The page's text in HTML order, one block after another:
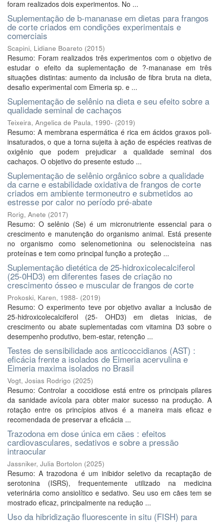
foram realizados dois experimentos. No ...
Suplementação de b-mananase em dietas para frangos
de corte criados em condições experimentais e
comerciais
Scapini, Lidiane Boareto (2015)
Resumo: Foram realizados três experimentos com o objetivo de
estudar o efeito da suplementação de ?-mananase em três
situações distintas: aumento da inclusão de fibra bruta na dieta,
desafio experimental com Eimeria sp. e ...
Suplementação de selênio na dieta e seu efeito sobre a
qualidade seminal de cachaços
Teixeira, Angelica de Paula, 1990- (2019)
Resumo: A membrana espermática é rica em ácidos graxos poli-
insaturados, o que a torna sujeita à ação de espécies reativas de
oxigênio que podem prejudicar a qualidade seminal dos
cachaços. O objetivo do presente estudo ...
Suplementação de selênio orgânico sobre a qualidade
da carne e estabilidade oxidativa de frangos de corte
criados em ambiente termoneutro e submetidos ao
estresse por calor no período pré-abate
Rorig, Anete (2017)
Resumo: O selênio (Se) é um micronutriente essencial para o
crescimento e manutenção do organismo animal. Está presente
no organismo como selenometionina ou selenocisteína nas
proteínas e tem como principal função a proteção ...
Suplementação dietética de 25-hidroxicolecalciferol
(25-0HD3) em diferentes fases de criação no
crescimento ósseo e muscular de frangos de corte
Prokoski, Karen, 1988- (2019)
Resumo: O experimento teve por objetivo avaliar a inclusão de
25-hidroxicolecalciferol (25- OHD3) em dietas inicias, de
crescimento ou abate suplementadas com vitamina D3 sobre o
desempenho produtivo, bem-estar, retenção ...
Testes de sensibilidade aos anticoccidianos (AST) :
eficácia frente a isolados de Eimeria acervulina e
Eimeria maxima isolados no Brasil
Vogt, Josias Rodrigo (2025)
Resumo: Controlar a coccidiose está entre os principais pilares
da sanidade avícola para obter maior sucesso na produção. A
rotação entre os princípios ativos é a maneira mais eficaz e
recomendada de preservar a eficácia ...
Trazodona em dose única em cães : efeitos
cardiovasculares, sedativos e sobre a pressão
intraocular
Jassniker, Julia Bortolon (2025)
Resumo: A trazodona é um inibidor seletivo da recaptação de
serotonina (ISRS), frequentemente utilizado na medicina
veterinária como ansiolítico e sedativo. Seu uso em cães tem se
mostrado eficaz, principalmente na redução ...
Uso da hibridização fluorescente in situ (FISH) para